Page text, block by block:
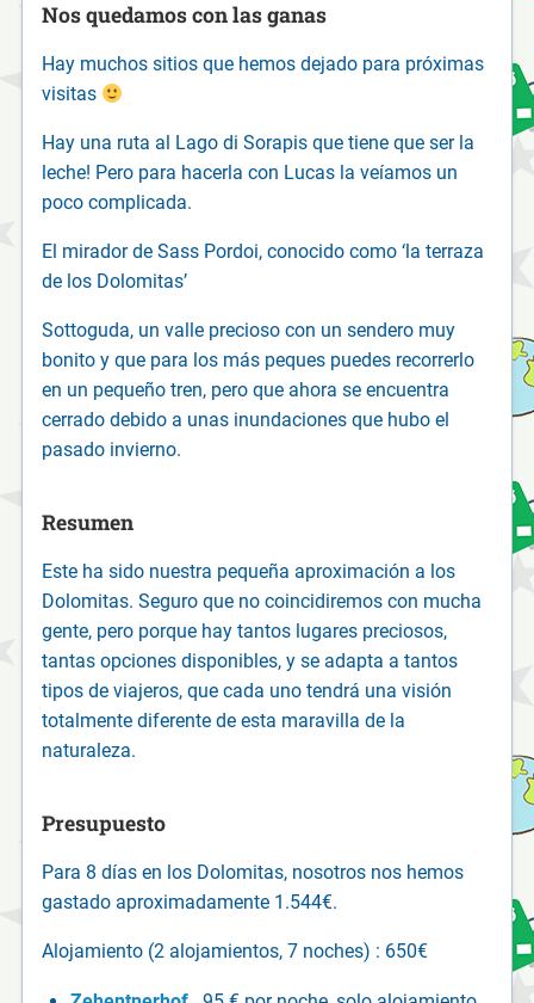
Nos quedamos con las ganas
Hay muchos sitios que hemos dejado para próximas
visitas
Hay una ruta al Lago di Sorapis que tiene que ser la
leche! Pero para hacerla con Lucas la veíamos un
poco complicada.
El mirador de Sass Pordoi, conocido como ‘la terraza
de los Dolomitas’
Sottoguda, un valle precioso con un sendero muy
bonito y que para los más peques puedes recorrerlo
en un pequeño tren, pero que ahora se encuentra
cerrado debido a unas inundaciones que hubo el
pasado invierno.
Resumen
Este ha sido nuestra pequeña aproximación a los
Dolomitas. Seguro que no coincidiremos con mucha
gente, pero porque hay tantos lugares preciosos,
tantas opciones disponibles, y se adapta a tantos
tipos de viajeros, que cada uno tendrá una visión
totalmente diferente de esta maravilla de la
naturaleza.
Presupuesto
Para 8 días en los Dolomitas, nosotros nos hemos
gastado aproximadamente 1.544€.
Alojamiento (2 alojamientos, 7 noches) : 650€